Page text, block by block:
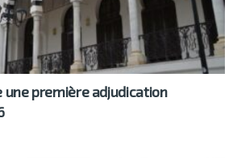
une première adjudication